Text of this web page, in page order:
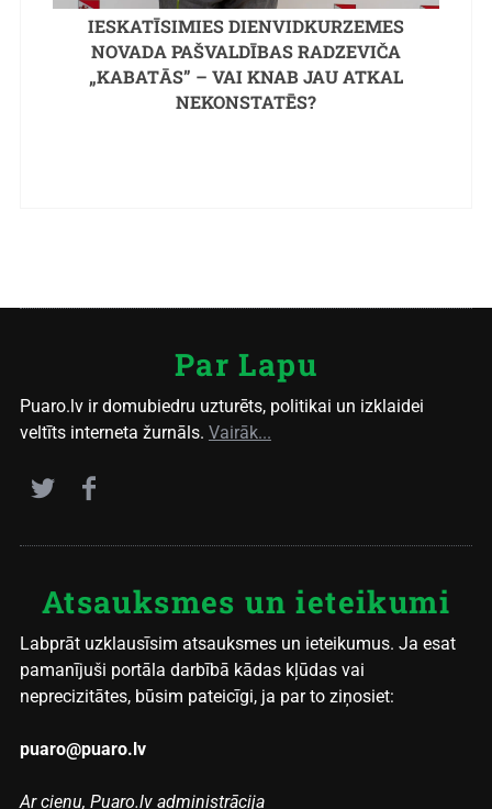
IESKATĪSIMIES DIENVIDKURZEMES
NOVADA PAŠVALDĪBAS RADZEVIČA
„KABATĀS” – VAI KNAB JAU ATKAL
NEKONSTATĒS?
Par Lapu
Puaro.lv ir domubiedru uzturēts, politikai un izklaidei
veltīts interneta žurnāls. Vairāk...
Atsauksmes un ieteikumi
Labprāt uzklausīsim atsauksmes un ieteikumus. Ja esat
pamanījuši portāla darbībā kādas kļūdas vai
neprecizitātes, būsim pateicīgi, ja par to ziņosiet:
puaro@puaro.lv
Ar cieņu, Puaro.lv administrācija